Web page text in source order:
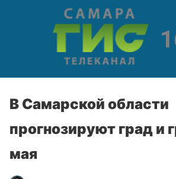
В Самарской области
прогнозируют град и
мая